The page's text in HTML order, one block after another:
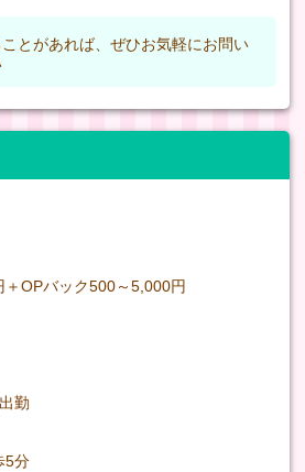
とがあれば、ぜひお気軽にお問い
OPバック500～5,000円
勤
5分